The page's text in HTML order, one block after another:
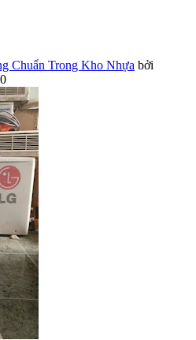
Chuẩn Trong Kho Nhựa bởi